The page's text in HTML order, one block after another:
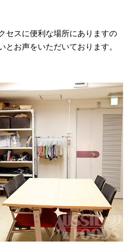
セスに便利な場所にありますの
とお声をいただいております。